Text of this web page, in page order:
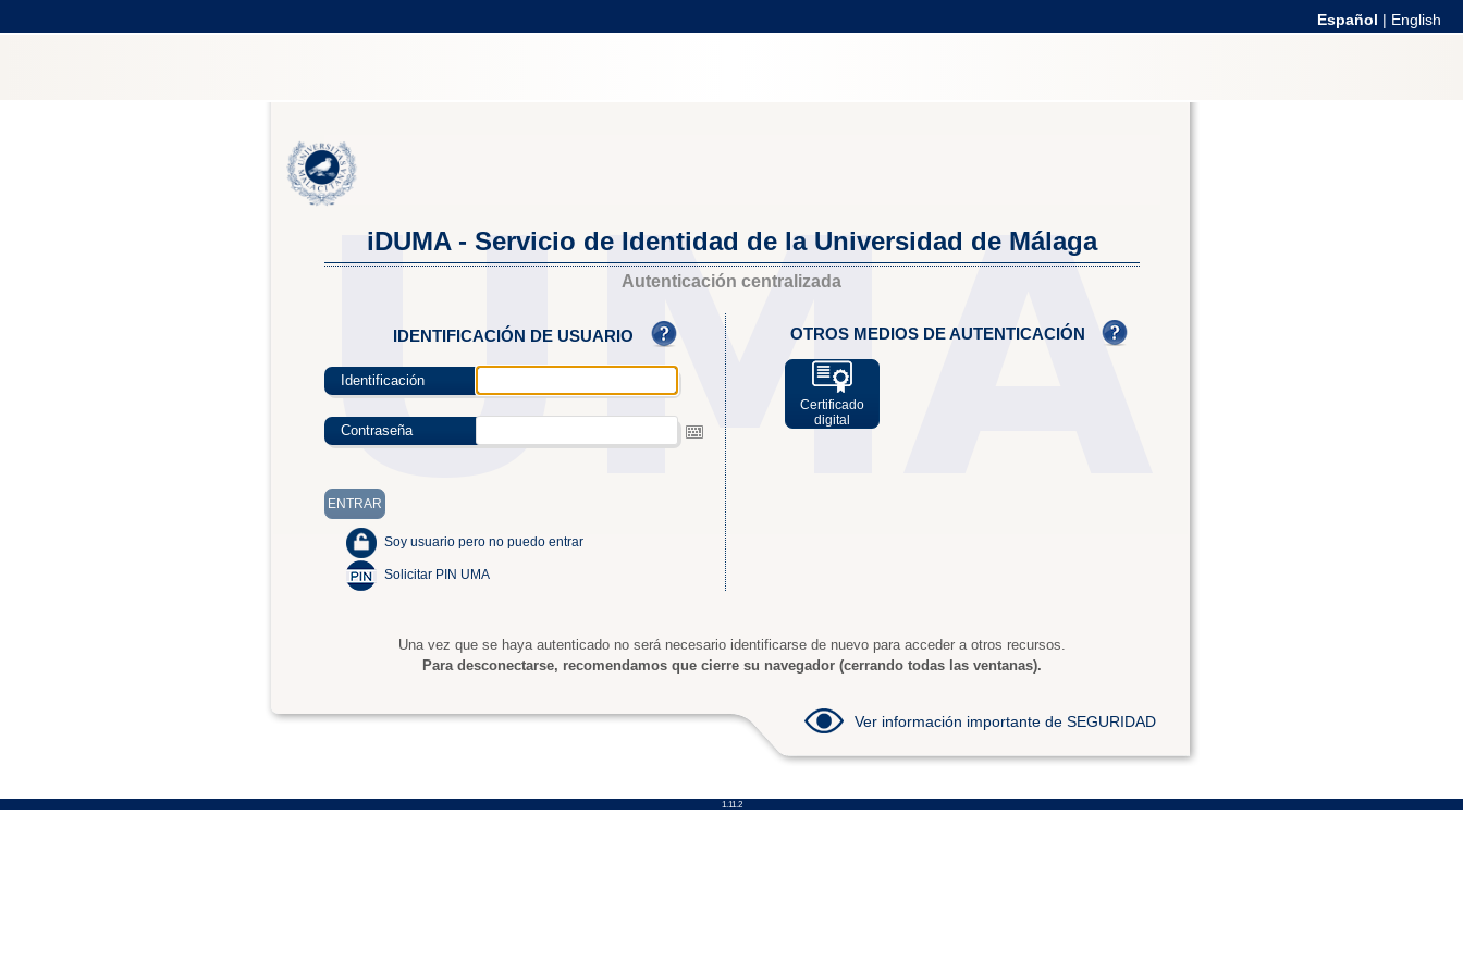
Español | English
iDUMA - Servicio de Identidad de la Universidad de Málaga
Autenticación centralizada
IDENTIFICACIÓN DE USUARIO
Identificación
Contraseña
Soy usuario pero no puedo entrar
Solicitar PIN UMA
OTROS MEDIOS DE AUTENTICACIÓN
Certificado
digital
Una vez que se haya autenticado no será necesario identificarse de nuevo para acceder a otros recursos.
Para desconectarse, recomendamos que cierre su navegador (cerrando todas las ventanas).
Ver información importante de SEGURIDAD
1.11.2